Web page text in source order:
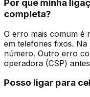
Por que minha
completa?
O erro mais comum é
em telefones fixos.
número. Outro erro
operadora (CSP)
Posso ligar para